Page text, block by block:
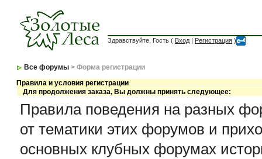
Здравствуйте, Гость ( Вход | Регистрация )
Все форумы > Форма регистрации
Правила и условия регистрации
Для продолжения заказа, Вы должны принять следующее:
Правила поведения на разных
от тематики этих форумов и
основных клубных форумах